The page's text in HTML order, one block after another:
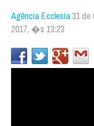
Agência Ecclesia31 de
2017, �s 13:23